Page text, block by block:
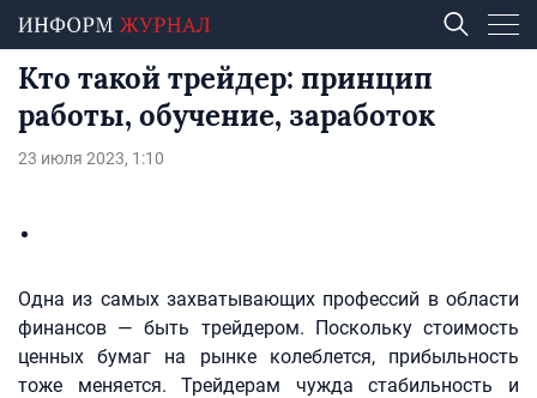
Кто такой трейдер: принцип
работы, обучение, заработок
23 июля 2023, 1:10
Одна из самых захватывающих профессий в области
финансов — быть трейдером. Поскольку стоимость
ценных бумаг на рынке колеблется, прибыльность
тоже меняется. Трейдерам чужда стабильность и